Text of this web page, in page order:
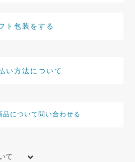
ト包装をする
い方法について
品について問い合わせる
て